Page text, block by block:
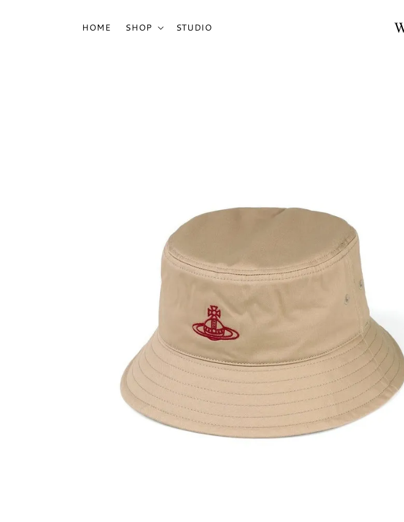
HOME SHOP STUDIO